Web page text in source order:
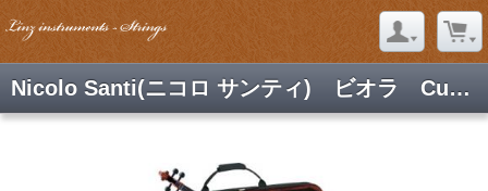
Nicolo Santi(ニコロ サンティ) ビオラ Cuoreシリーズ NSA80/S 39.5"